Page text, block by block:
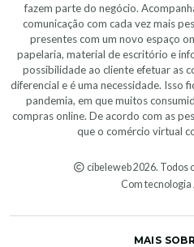
fazem parte do negócio.
comunicação com cada vez mais
presentes com um novo espaço
papelaria, material de escritório e
possibilidade ao cliente efetuar as
diferencial e é uma necessidade. Isso
pandemia, em que muitos
compras online. De acordo com as
que o comércio virtual
cibeleweb 2026. Todos
Com tecnologia
MAIS